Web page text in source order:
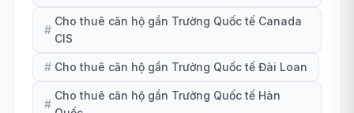
#
Cho thuê căn hộ gần Trường Quốc tế Canada
CIS
# Cho thuê căn hộ gần Trường Quốc tế Đài Loan
#
Cho thuê căn hộ gần Trường Quốc tế Hàn